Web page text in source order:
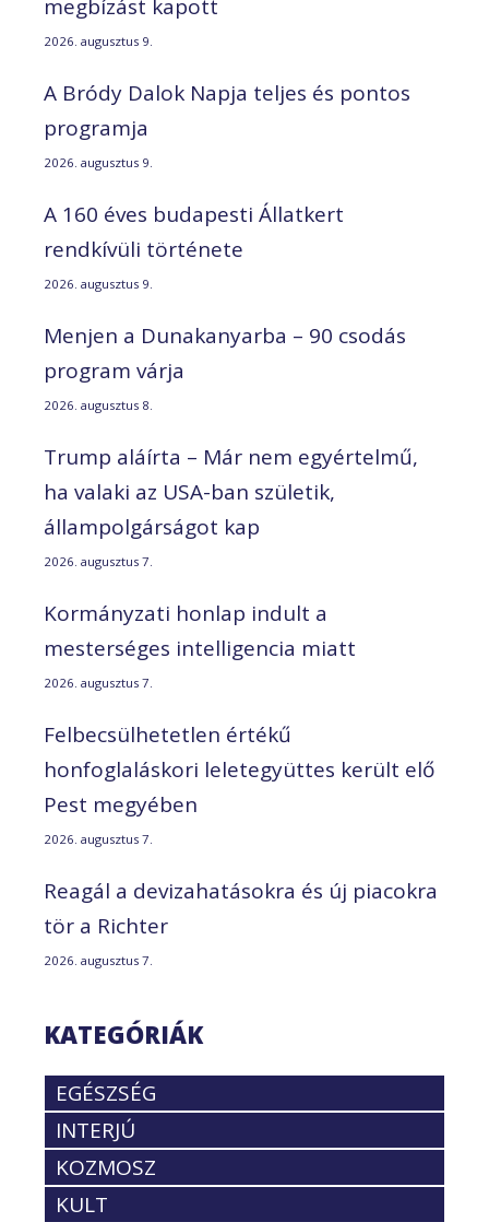
megbízást kapott
2026. augusztus 9.
A Bródy Dalok Napja teljes és pontos
programja
2026. augusztus 9.
A 160 éves budapesti Állatkert
rendkívüli története
2026. augusztus 9.
Menjen a Dunakanyarba – 90 csodás
program várja
2026. augusztus 8.
Trump aláírta – Már nem egyértelmű,
ha valaki az USA-ban születik,
állampolgárságot kap
2026. augusztus 7.
Kormányzati honlap indult a
mesterséges intelligencia miatt
2026. augusztus 7.
Felbecsülhetetlen értékű
honfoglaláskori leletegyüttes került elő
Pest megyében
2026. augusztus 7.
Reagál a devizahatásokra és új piacokra
tör a Richter
2026. augusztus 7.
KATEGÓRIÁK
EGÉSZSÉG
INTERJÚ
KOZMOSZ
KULT